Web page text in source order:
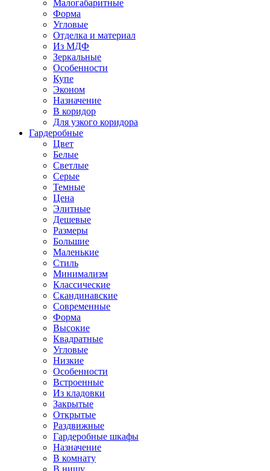
Малогабаритные
Форма
Угловые
Отделка и материал
Из МДФ
Зеркальные
Особенности
Купе
Эконом
Назначение
В коридор
Для узкого коридора
Гардеробные
Цвет
Белые
Светлые
Серые
Темные
Цена
Элитные
Дешевые
Размеры
Большие
Маленькие
Стиль
Минимализм
Классические
Скандинавские
Современные
Форма
Высокие
Квадратные
Угловые
Низкие
Особенности
Встроенные
Из кладовки
Закрытые
Открытые
Раздвижные
Гардеробные шкафы
Назначение
В комнату
В нишу